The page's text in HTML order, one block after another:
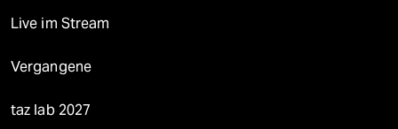
Live im Stream
Vergangene
taz lab 2027